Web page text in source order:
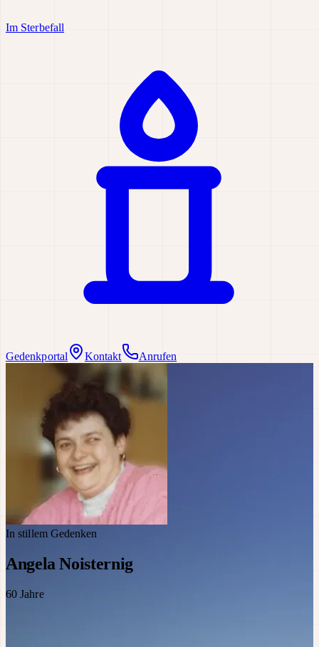
Im Sterbefall
Gedenkportal Kontakt Anrufen
In stillem Gedenken
Angela Noisternig
60 Jahre